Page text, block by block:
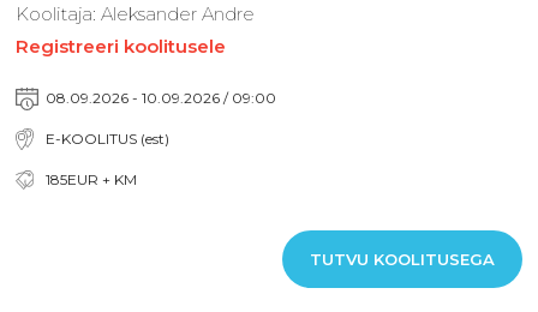
Koolitaja: Aleksander Andre
Registreeri koolitusele
08.09.2026 - 10.09.2026 / 09:00
E-KOOLITUS (est)
185EUR + KM
TUTVU KOOLITUSEGA